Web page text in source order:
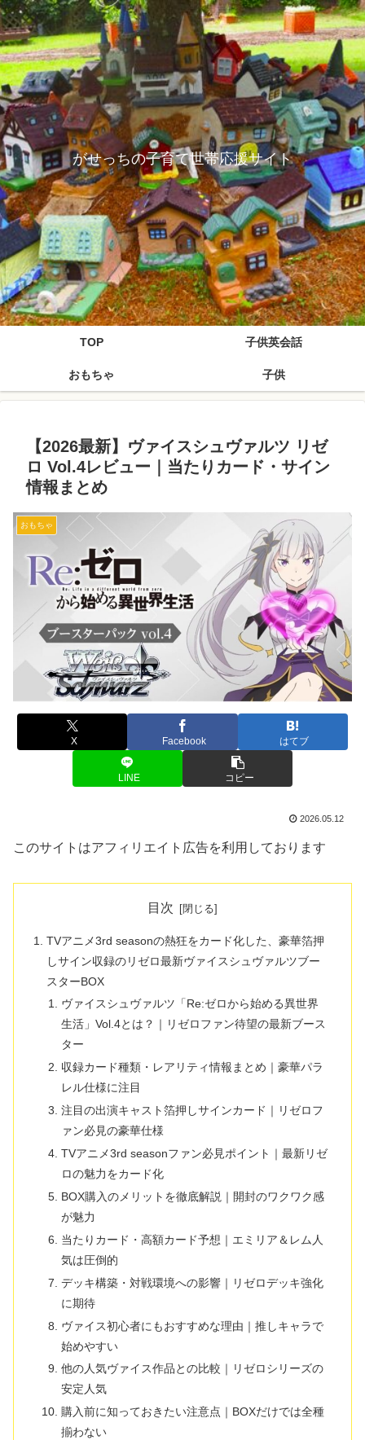
がせっちの子育て世帯応援サイト
TOP 子供英会話
おもちゃ 子供
【2026最新】ヴァイスシュヴァルツ リゼ
ロ Vol.4レビュー｜当たりカード・サイン
情報まとめ
おもちゃ
X Facebook はてブ
LINE コピー
2026.05.12
このサイトはアフィリエイト広告を利用しております
目次
TVアニメ3rd seasonの熱狂をカード化した、豪華箔押
しサイン収録のリゼロ最新ヴァイスシュヴァルツブー
スターBOX
ヴァイスシュヴァルツ「Re:ゼロから始める異世界
生活」Vol.4とは？｜リゼロファン待望の最新ブース
ター
収録カード種類・レアリティ情報まとめ｜豪華パラ
レル仕様に注目
注目の出演キャスト箔押しサインカード｜リゼロフ
ァン必見の豪華仕様
TVアニメ3rd seasonファン必見ポイント｜最新リゼ
ロの魅力をカード化
BOX購入のメリットを徹底解説｜開封のワクワク感
が魅力
当たりカード・高額カード予想｜エミリア＆レム人
気は圧倒的
デッキ構築・対戦環境への影響｜リゼロデッキ強化
に期待
ヴァイス初心者にもおすすめな理由｜推しキャラで
始めやすい
他の人気ヴァイス作品との比較｜リゼロシリーズの
安定人気
購入前に知っておきたい注意点｜BOXだけでは全種
揃わない